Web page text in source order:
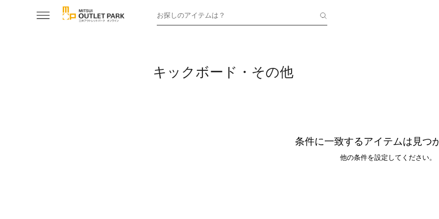
お探しのアイテムは？
キックボード・その他
条件に一致するアイテムは見つ
他の条件を設定してください。